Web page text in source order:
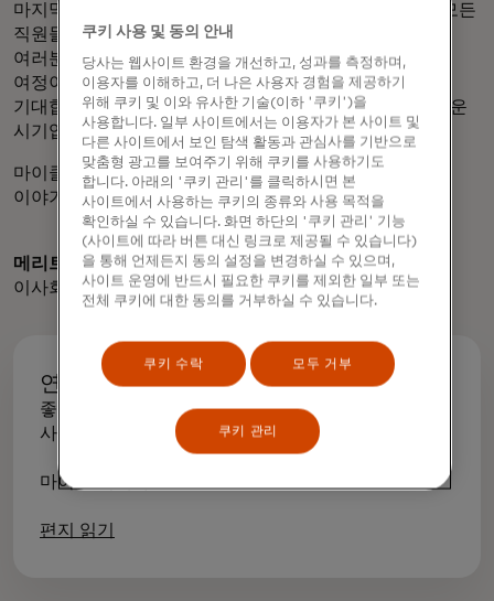
마지막으로, 올 한 해 동안 열심히 일해준 마스터카드의 모든
직원들과 지속적인 성원을 보내주신 주주 및 고객
여러분께도 감사의 말씀을 전합니다. 성공은 함께 하는
여정이라는 것을 잘 알고 있으며, 앞으로의 힘찬 한 해를
기대합니다. 많은 불확실성에도 불구하고 지금은 흥미로운
시기입니다.
마이클과 저는 다가오는 연례 회의에서 여러분과 더 많은
이야기를 나눌 수 있기를 기대합니다.
메리트 E. Janow
이사회 의장
연간 CEO 서한
좋은 시기나 어려운 시기나 경제에 힘을 실어주고
사람들의 역량을 강화합니다.
마이클 미에바흐, CEO
편지 읽기
쿠키 사용 및 동의 안내
당사는 웹사이트 환경을 개선하고, 성과를 측정하며,
이용자를 이해하고, 더 나은 사용자 경험을 제공하기
위해 쿠키 및 이와 유사한 기술(이하 '쿠키')을
사용합니다. 일부 사이트에서는 이용자가 본 사이트 및
다른 사이트에서 보인 탐색 활동과 관심사를 기반으로
맞춤형 광고를 보여주기 위해 쿠키를 사용하기도
합니다. 아래의 '쿠키 관리'를 클릭하시면 본
사이트에서 사용하는 쿠키의 종류와 사용 목적을
확인하실 수 있습니다. 화면 하단의 '쿠키 관리' 기능
(사이트에 따라 버튼 대신 링크로 제공될 수 있습니다)
을 통해 언제든지 동의 설정을 변경하실 수 있으며,
사이트 운영에 반드시 필요한 쿠키를 제외한 일부 또는
전체 쿠키에 대한 동의를 거부하실 수 있습니다.
쿠키 수락 모두 거부
쿠키 관리